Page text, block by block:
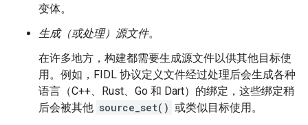
变体。
生成（或处理）源文件。
在许多地方，构建都需要生成源文件以供其他目标使
用。例如，FIDL 协议定义文件经过处理后会生成各种
语言（C++、Rust、Go 和 Dart）的绑定，这些绑定稍
后会被其他 source_set() 或类似目标使用。